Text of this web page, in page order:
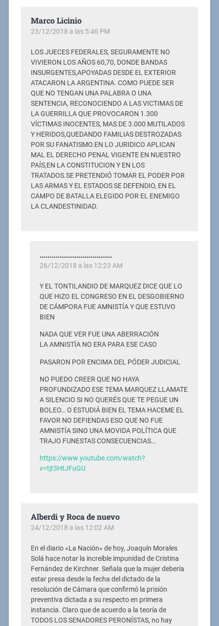
Marco Licinio
23/12/2018 a las 5:46 PM
LOS JUECES FEDERALES, SEGURAMENTE NO
VIVIERON LOS AÑOS 60,70, DONDE BANDAS
INSURGENTES,APOYADAS DESDE EL EXTERIOR
ATACARON LA ARGENTINA. COMO PUEDE SER
QUE NO TENGAN UNA PALABRA O UNA
SENTENCIA, RECONOCIENDO A LAS VICTIMAS DE
LA GUERRILLA QUE PROVOCARON 1.300
VÍCTIMAS INOCENTES, MAS DE 3.000 MUTILADOS
Y HERIDOS,QUEDANDO FAMILIAS DESTROZADAS
POR SU FANATISMO.EN LO JURIDICO APLICAN
MAL EL DERECHO PENAL VIGENTE EN NUESTRO
PAÍS,EN LA CONSTITUCION Y EN LOS
TRATADOS.SE PRETENDIÓ TOMAR EL PODER POR
LAS ARMAS Y EL ESTADOS SE DEFENDIO, EN EL
CAMPO DE BATALLA ELEGIDO POR EL ENEMIGO
LA CLANDESTINIDAD.
.....................................
26/12/2018 a las 12:23 AM
Y EL TONTILANDIO DE MARQUEZ DICE QUE LO
QUE HIZO EL CONGRESO EN EL DESGOBIERNO
DE CÁMPORA FUE AMNISTÍA Y QUE ESTUVO
BIEN
NADA QUE VER FUE UNA ABERRACIÓN
LA AMNISTÍA NO ERA PARA ESE CASO
PASARON POR ENCIMA DEL PÓDER JUDICIAL
NO PUEDO CREER QUE NO HAYA
PROFUNDIZADO ESE TEMA MARQUEZ LLAMATE
A SILENCIO SI NO QUERÉS QUE TE PEGUE UN
BOLEO… O ESTUDIÁ BIEN EL TEMA HACEME EL
FAVOR NO DEFIENDAS ESO QUE NO FUE
AMNISTÍA SINO UNA MOVIDA POLÍTICA QUE
TRAJO FUNESTAS CONSECUENCIAS…
https://www.youtube.com/watch?
v=tjt3HtJFuGU
Alberdi y Roca de nuevo
24/12/2018 a las 12:02 AM
En el diario «La Nación» de hoy, Joaquín Morales
Solá hace notar la increíble impunidad de Cristina
Fernández de Kirchner. Señala que la mujer debería
estar presa desde la fecha del dictado de la
resolución de Cámara que confirmó la prisión
preventiva dictada a su respecto en primera
instancia. Claro que de acuerdo a la teoría de
TODOS LOS SENADORES PERONÍSTAS, no hay